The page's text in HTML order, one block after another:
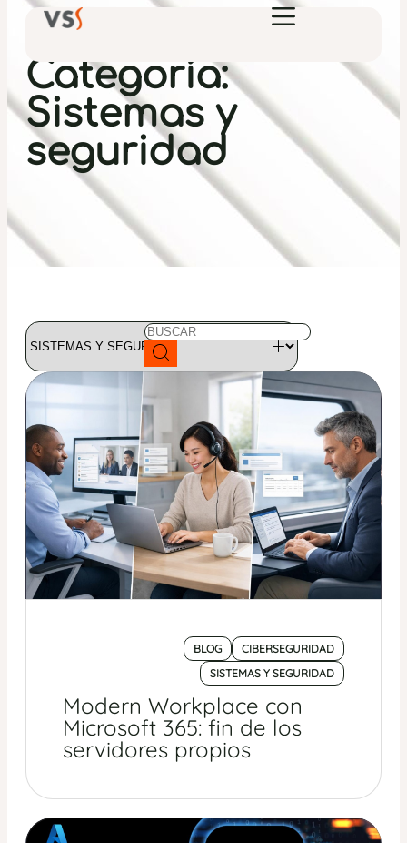
Categoría:
Sistemas y
seguridad
BLOG
CIBERSEGURIDAD
SISTEMAS Y SEGURIDAD
Modern Workplace con
Microsoft 365: fin de los
servidores propios